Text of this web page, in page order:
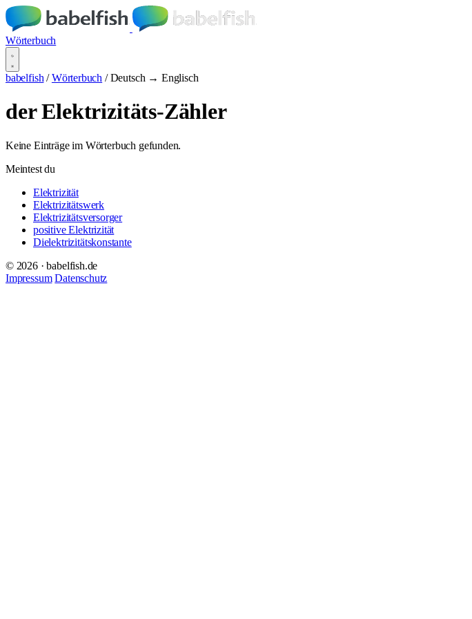
Wörterbuch
babelfish / Wörterbuch / Deutsch → Englisch
der Elektrizitäts-Zähler
Keine Einträge im Wörterbuch gefunden.
Meintest du
Elektrizität
Elektrizitätswerk
Elektrizitätsversorger
positive Elektrizität
Dielektrizitätskonstante
© 2026 · babelfish.de
Impressum Datenschutz